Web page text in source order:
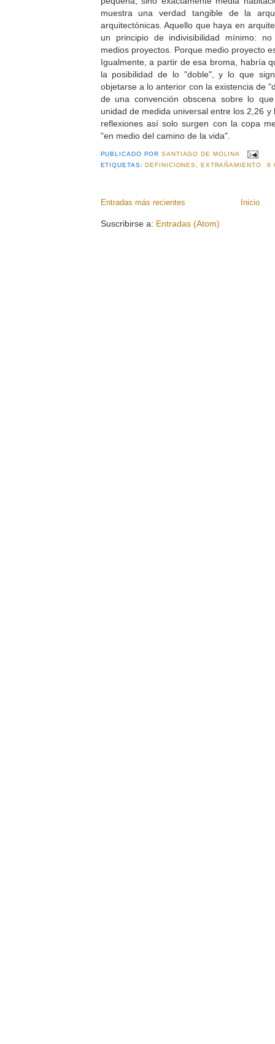
muestra una verdad tangible de la
arquitectónicas. Aquello que haya en
un principio de indivisibilidad mínimo:
medios proyectos. Porque medio proyecto
Igualmente, a partir de esa broma, habría
la posibilidad de lo "doble", y lo que
objetarse a lo anterior con la existencia de
de una convención obscena sobre lo
unidad de medida universal entre los 2,26
reflexiones así solo surgen con la copa
"en medio del camino de la vida".
PUBLICADO PORSANTIAGO DE MOLINA
ETIQUETAS:DEFINICIONES EXTRAÑAMIENTO 9
Entradas más recientes Inicio
Suscribirse a: Entradas (Atom)